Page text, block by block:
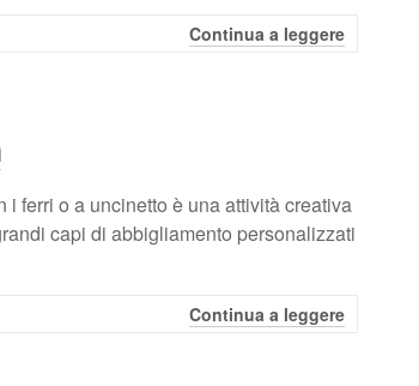
Continua a leggere
ferri o a uncinetto è una attività creativa
capi di abbigliamento personalizzati
Continua a leggere